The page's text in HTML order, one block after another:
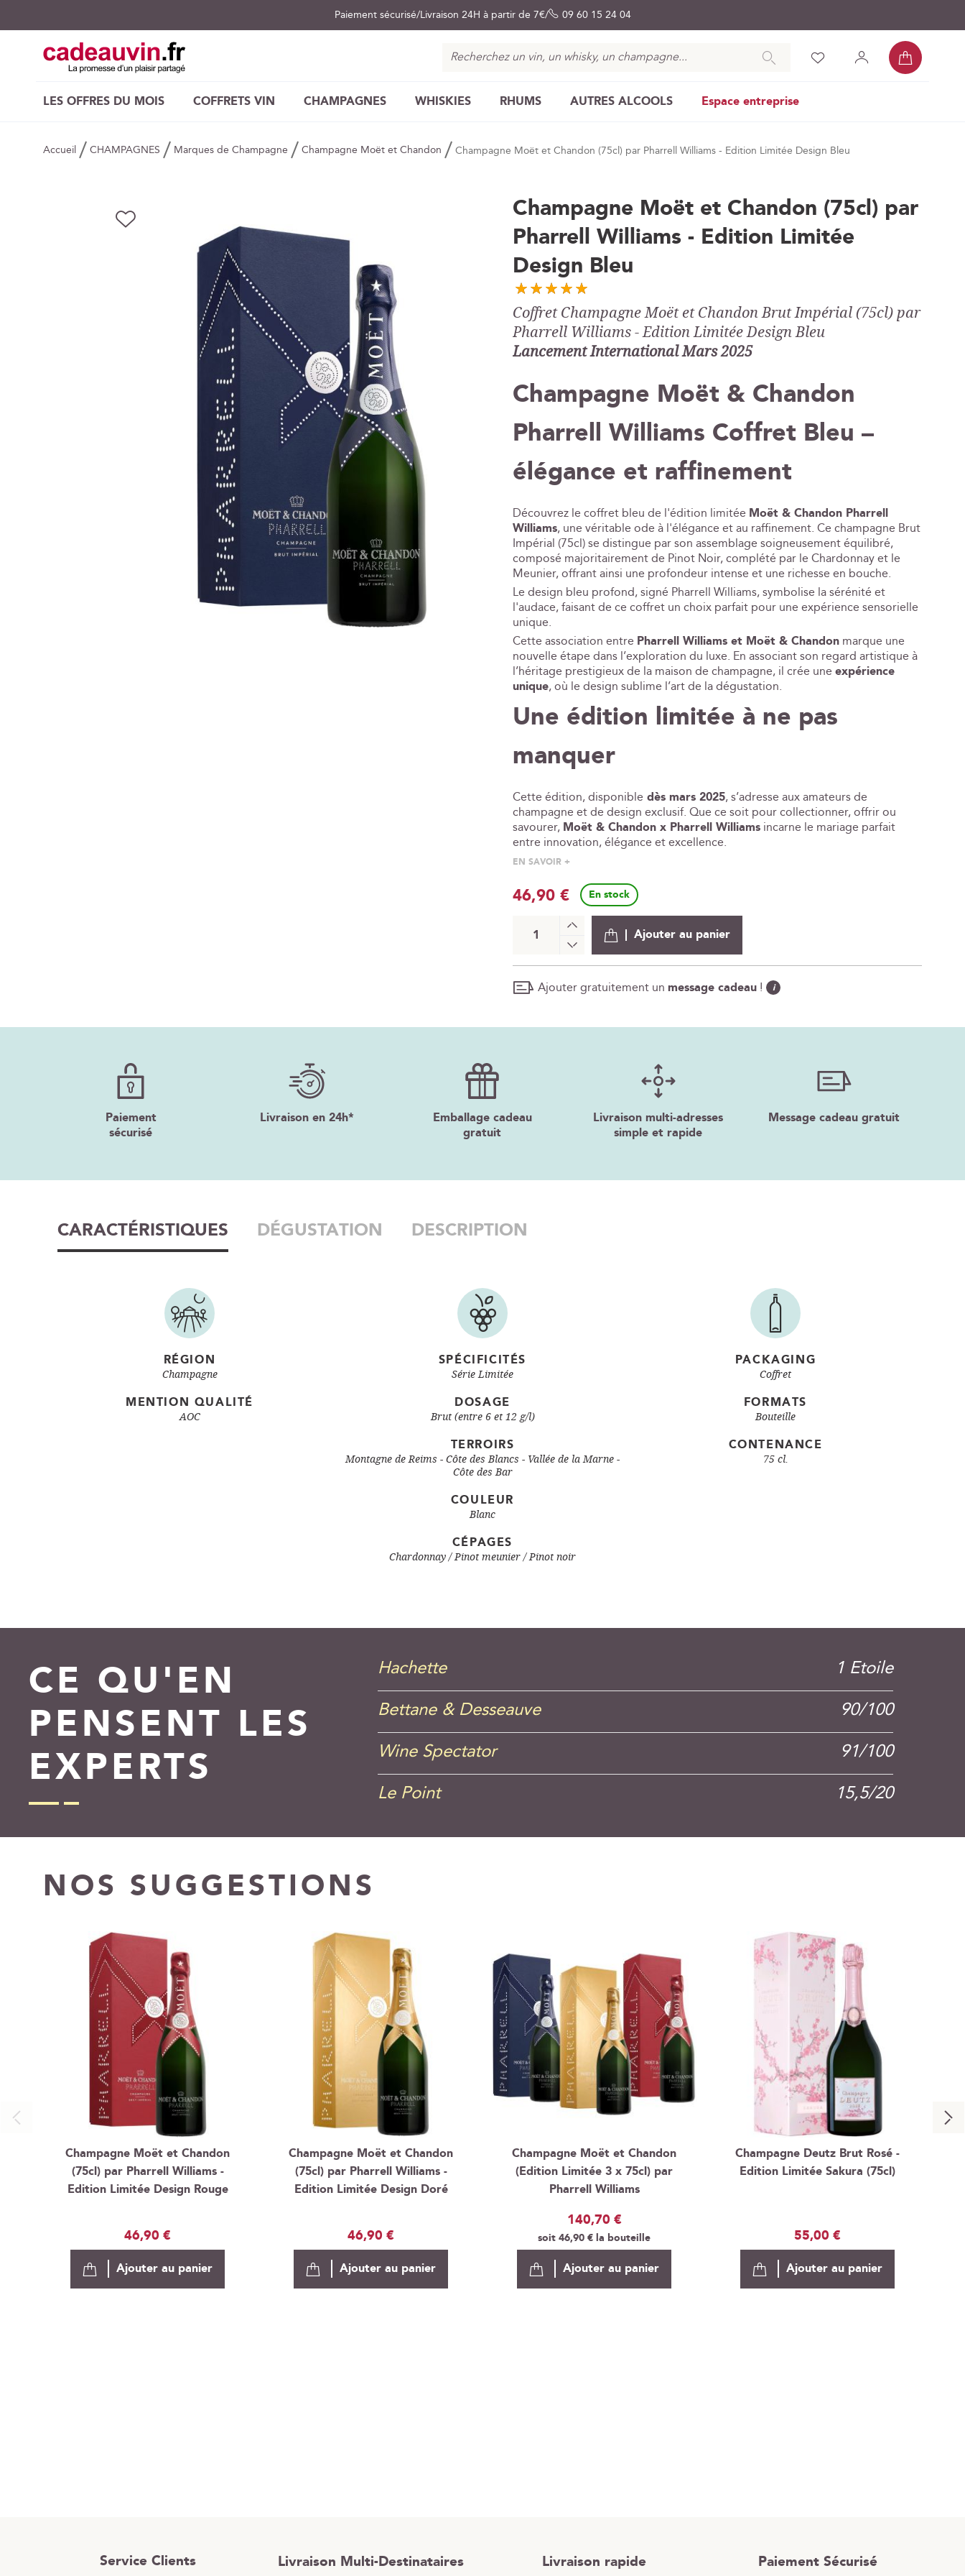
Paiement sécurisé Livraison 24H à partir de 7€ 09 60 15 24 04
Chercher
LES OFFRES DU MOIS COFFRETS VIN CHAMPAGNES WHISKIES RHUMS AUTRES ALCOOLS Espace entreprise
Accueil CHAMPAGNES Marques de Champagne Champagne Moët et Chandon Champagne Moët et Chandon (75cl) par Pharrell Williams - Edition Limitée Design Bleu
Champagne Moët et Chandon (75cl) par
Pharrell Williams - Edition Limitée
Design Bleu
Coffret Champagne Moët et Chandon Brut Impérial (75cl) par
Pharrell Williams - Edition Limitée Design Bleu
Lancement International Mars 2025
Champagne Moët & Chandon
Pharrell Williams Coffret Bleu –
élégance et raffinement
Découvrez le coffret bleu de l'édition limitée Moët & Chandon Pharrell
Williams, une véritable ode à l'élégance et au raffinement. Ce champagne Brut
Impérial (75cl) se distingue par son assemblage soigneusement équilibré,
composé majoritairement de Pinot Noir, complété par le Chardonnay et le
Meunier, offrant ainsi une profondeur intense et une richesse en bouche.
Le design bleu profond, signé Pharrell Williams, symbolise la sérénité et
l'audace, faisant de ce coffret un choix parfait pour une expérience sensorielle
unique.
Cette association entre Pharrell Williams et Moët & Chandon marque une
nouvelle étape dans l’exploration du luxe. En associant son regard artistique à
l’héritage prestigieux de la maison de champagne, il crée une expérience
unique, où le design sublime l’art de la dégustation.
Une édition limitée à ne pas
manquer
Cette édition, disponible dès mars 2025, s’adresse aux amateurs de
champagne et de design exclusif. Que ce soit pour collectionner, offrir ou
savourer, Moët & Chandon x Pharrell Williams incarne le mariage parfait
entre innovation, élégance et excellence.
EN SAVOIR +
46,90 € En stock
+
-
Ajouter au panier
Ajouter gratuitement un message cadeau ! i
Paiement
sécurisé
Livraison en 24h*
Emballage cadeau
gratuit
Livraison multi-adresses
simple et rapide
Message cadeau gratuit
CARACTÉRISTIQUES
RÉGION
Champagne
MENTION QUALITÉ
AOC
SPÉCIFICITÉS
Série Limitée
DOSAGE
Brut (entre 6 et 12 g/l)
TERROIRS
Montagne de Reims - Côte des Blancs - Vallée de la Marne -
Côte des Bar
COULEUR
Blanc
CÉPAGES
Chardonnay Pinot meunier Pinot noir
PACKAGING
Coffret
FORMATS
Bouteille
CONTENANCE
75 cl.
DÉGUSTATION DESCRIPTION
CE QU'EN
PENSENT LES
EXPERTS
Hachette
1 Etoile
Bettane & Desseauve
90/100
Wine Spectator
91/100
Le Point
15,5/20
NOS SUGGESTIONS
Champagne Moët et Chandon
(75cl) par Pharrell Williams -
Edition Limitée Design Rouge
46,90 €
Ajouter au panier
Champagne Moët et Chandon
(75cl) par Pharrell Williams -
Edition Limitée Design Doré
46,90 €
Ajouter au panier
Champagne Moët et Chandon
(Edition Limitée 3 x 75cl) par
Pharrell Williams
140,70 €
soit46,90 €la bouteille
Ajouter au panier
Champagne Deutz Brut Rosé -
Edition Limitée Sakura (75cl)
55,00 €
Ajouter au panier
Service Clients Livraison Multi-Destinataires Livraison rapide Paiement Sécurisé